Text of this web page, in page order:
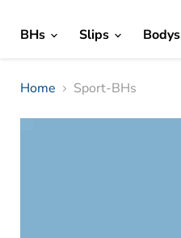
BHs Slips Bodys
Home Sport-BHs